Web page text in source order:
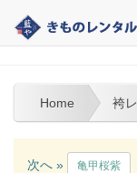
大分 |
Home 袴
次へ » 亀甲桜紫